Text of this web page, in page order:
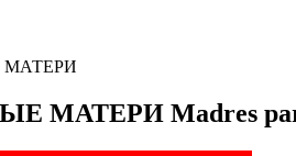
МАТЕРИ
МАТЕРИ Madres